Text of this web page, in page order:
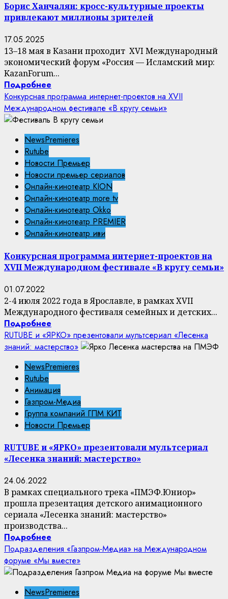
Борис Ханчалян: кросс-культурные проекты
привлекают миллионы зрителей
17.05.2025
13–18 мая в Казани проходит XVI Международный
экономический форум «Россия — Исламский мир:
KazanForum...
Подробнее
Конкурсная программа интернет-проектов на XVII
Международном фестивале «В кругу семьи»
NewsPremieres
Rutube
Новости Премьер
Новости премьер сериалов
Онлайн-кинотеатр KION
Онлайн-кинотеатр more tv
Онлайн-кинотеатр Okko
Онлайн-кинотеатр PREMIER
Онлайн-кинотеатр иви
Конкурсная программа интернет-проектов на
XVII Международном фестивале «В кругу семьи»
01.07.2022
2-4 июля 2022 года в Ярославле, в рамках XVII
Международного фестиваля семейных и детских...
Подробнее
RUTUBE и «ЯРКО» презентовали мультсериал «Лесенка
знаний: мастерство»
NewsPremieres
Rutube
Анимация
Газпром-Медиа
Группа компаний ГПМ КИТ
Новости Премьер
RUTUBE и «ЯРКО» презентовали мультсериал
«Лесенка знаний: мастерство»
24.06.2022
В рамках специального трека «ПМЭФ.Юниор»
прошла презентация детского анимационного
сериала «Лесенка знаний: мастерство»
производства...
Подробнее
Подразделения «Газпром-Медиа» на Международном
форуме «Мы вместе»
NewsPremieres